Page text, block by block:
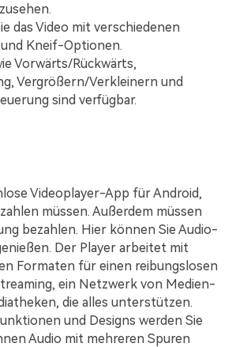
das Video mit verschiedenen
Kneif-Optionen.
Vorwärts/Rückwärts,
Vergrößern/Verkleinern und
sind verfügbar.
Videoplayer-App für Android,
müssen. Außerdem müssen
bezahlen. Hier können Sie Audio-
Der Player arbeitet mit
Formaten für einen reibungslosen
ein Netzwerk von Medien-
die alles unterstützen.
und Designs werden Sie
Audio mit mehreren Spuren